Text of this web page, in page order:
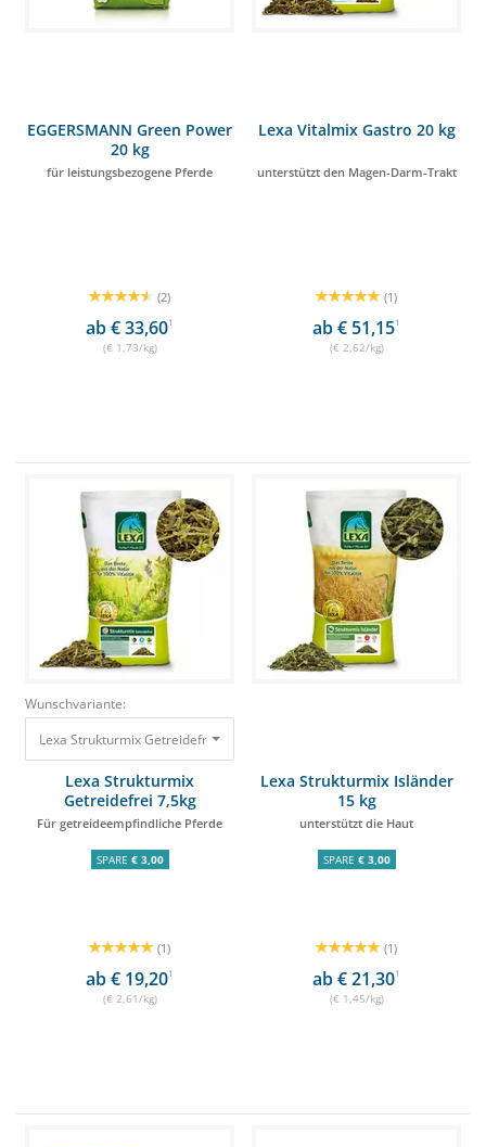
EGGERSMANN Green Power
20 kg
für leistungsbezogene Pferde
(2)
ab € 33,601
(€ 1,73/kg)
Lexa Vitalmix Gastro 20 kg
unterstützt den Magen-Darm-Trakt
(1)
ab € 51,151
(€ 2,62/kg)
Wunschvariante:
Lexa Strukturmix Getreidefrei 7,5kg Für getreideempfindliche Pferde
Lexa Strukturmix
Getreidefrei 7,5kg
Für getreideempfindliche Pferde
SPARE € 3,00
(1)
ab € 19,201
(€ 2,61/kg)
Lexa Strukturmix Isländer
15 kg
unterstützt die Haut
SPARE € 3,00
(1)
ab € 21,301
(€ 1,45/kg)